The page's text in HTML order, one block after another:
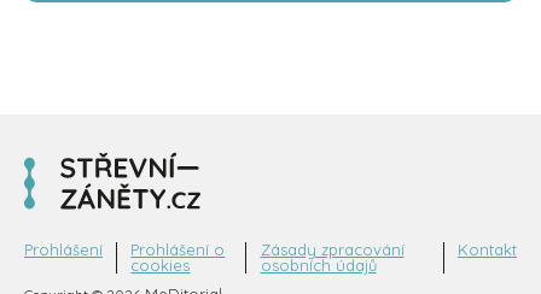
Prohlášení
Prohlášení o
cookies
Zásady zpracování
osobních údajů
Kontakt